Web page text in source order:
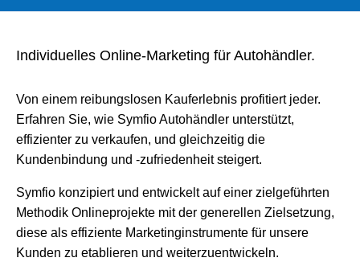
Individuelles Online-Marketing für Autohändler.
Von einem reibungslosen Kauferlebnis profitiert jeder.
Erfahren Sie, wie Symfio Autohändler unterstützt,
effizienter zu verkaufen, und gleichzeitig die
Kundenbindung und -zufriedenheit steigert.
Symfio konzipiert und entwickelt auf einer zielgeführten
Methodik Onlineprojekte mit der generellen Zielsetzung,
diese als effiziente Marketinginstrumente für unsere
Kunden zu etablieren und weiterzuentwickeln.